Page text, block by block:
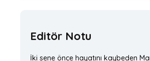
Editör Notu
İki sene önce hayatını kaybeden